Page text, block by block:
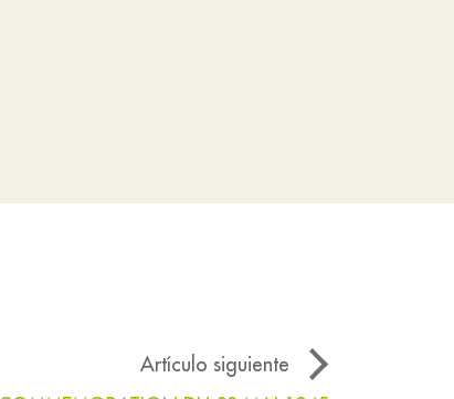
Artículo siguiente